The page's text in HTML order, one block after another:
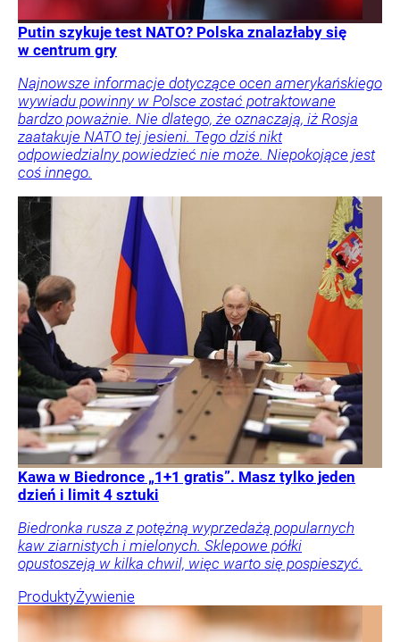
Putin szykuje test NATO? Polska znalazłaby się
w centrum gry
Najnowsze informacje dotyczące ocen amerykańskiego
wywiadu powinny w Polsce zostać potraktowane
bardzo poważnie. Nie dlatego, że oznaczają, iż Rosja
zaatakuje NATO tej jesieni. Tego dziś nikt
odpowiedzialny powiedzieć nie może. Niepokojące jest
coś innego.
Kawa w Biedronce „1+1 gratis”. Masz tylko jeden
dzień i limit 4 sztuki
Biedronka rusza z potężną wyprzedażą popularnych
kaw ziarnistych i mielonych. Sklepowe półki
opustoszeją w kilka chwil, więc warto się pospieszyć.
ProduktyŻywienie